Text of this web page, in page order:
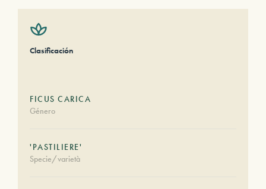
Clasificación
FICUS CARICA
Género
'PASTILIERE'
Specie/varietà